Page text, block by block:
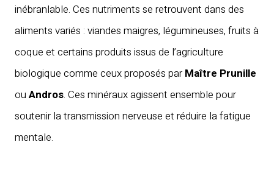
inébranlable. Ces nutriments se retrouvent dans des
aliments variés : viandes maigres, légumineuses, fruits à
coque et certains produits issus de l’agriculture
biologique comme ceux proposés par Maître Prunille
ou Andros. Ces minéraux agissent ensemble pour
soutenir la transmission nerveuse et réduire la fatigue
mentale.